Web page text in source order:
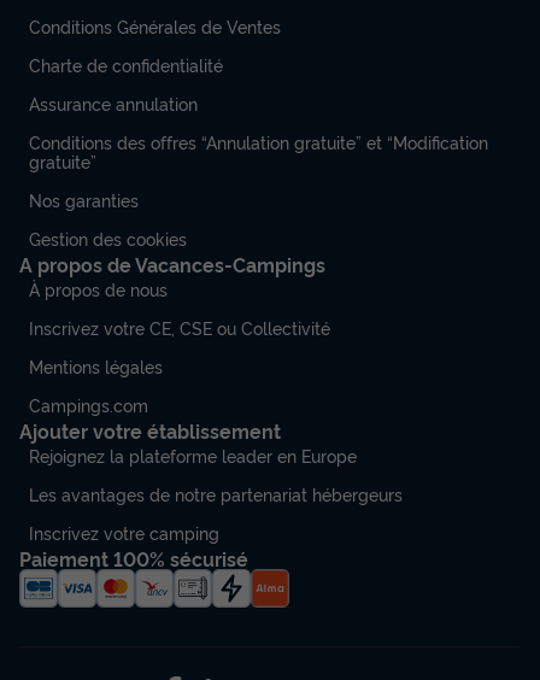
Conditions Générales de Ventes
Charte de confidentialité
Assurance annulation
Conditions des offres “Annulation gratuite” et “Modification
gratuite”
Nos garanties
Gestion des cookies
A propos de Vacances-Campings
À propos de nous
Inscrivez votre CE, CSE ou Collectivité
Mentions légales
Campings.com
Ajouter votre établissement
Rejoignez la plateforme leader en Europe
Les avantages de notre partenariat hébergeurs
Inscrivez votre camping
Paiement 100% sécurisé